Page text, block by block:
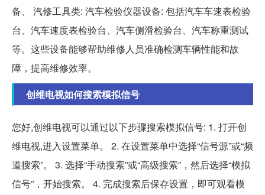
备、 汽修工具类: 汽车检验仪器设备: 包括汽车车速表检验
台、汽车速度表检验台、汽车侧滑检验台、汽车称重测试
等。这些设备能够帮助维修人员准确检测车辆性能和故
障，提高维修效率。
创维电视如何搜索模拟信号
您好,创维电视可以通过以下步骤搜索模拟信号: 1. 打开创
维电视,进入设置菜单。 2. 在设置菜单中选择“信号源”或“频
道搜索”。 3. 选择“手动搜索”或“高级搜索”，然后选择“模拟
信号”，开始搜索。 4. 完成搜索后保存设置，即可观看模